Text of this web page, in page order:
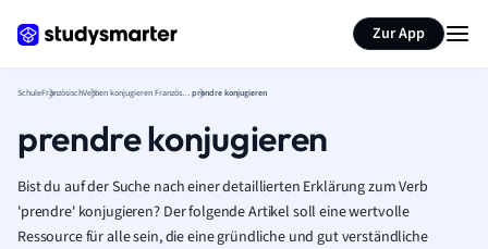
Zur App
SchuleFranzösisch Verben konjugieren Französischprendre konjugieren
prendre konjugieren
Bist du auf der Suche nach einer detaillierten Erklärung zum Verb
'prendre' konjugieren? Der folgende Artikel soll eine wertvolle
Ressource für alle sein, die eine gründliche und gut verständliche
Seite zusammenfassen